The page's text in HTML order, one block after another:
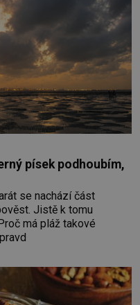
písek podhoubím,
se nachází část
Jistě k tomu
má pláž takové
pravd